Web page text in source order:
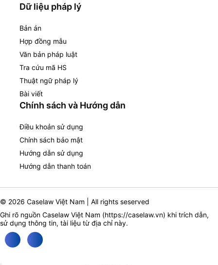
Dữ liệu pháp lý
Bản án
Hợp đồng mẫu
Văn bản pháp luật
Tra cứu mã HS
Thuật ngữ pháp lý
Bài viết
Chính sách và Hướng dẫn
Điều khoản sử dụng
Chính sách bảo mật
Hướng dẫn sử dụng
Hướng dẫn thanh toán
© 2026 Caselaw Việt Nam | All rights seserved
Ghi rõ nguồn Caselaw Việt Nam (https://caselaw.vn) khi trích dẫn,
sử dụng thông tin, tài liệu từ địa chỉ này.